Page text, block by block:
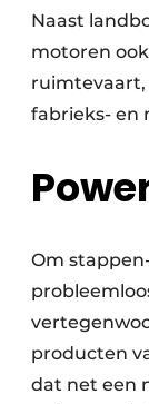
Naast
motoren
ruimtevaart,
fabrieks- en
Om
producten
dat net een